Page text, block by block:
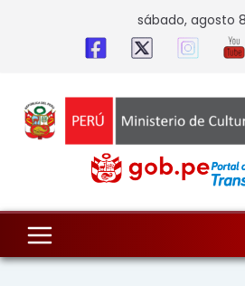
sábado, agosto